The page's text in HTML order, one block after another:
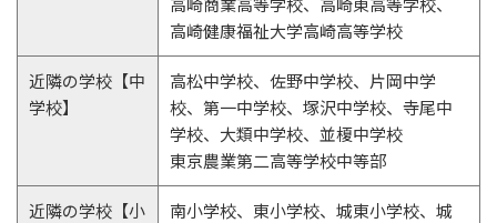
高崎健康福祉大学高崎高等学校
近隣の学校【中
学校】
高松中学校、佐野中学校、片岡中学
校、第一中学校、塚沢中学校、寺尾中
学校、大類中学校、並榎中学校
東京農業第二高等学校中等部
近隣の学校【小
南小学校、東小学校、城東小学校、城